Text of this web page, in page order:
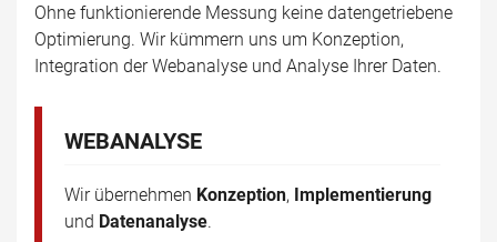
Ohne funktionierende Messung keine datengetriebene
Optimierung. Wir kümmern uns um Konzeption,
Integration der Webanalyse und Analyse Ihrer Daten.
WEBANALYSE
Wir übernehmen Konzeption, Implementierung
und Datenanalyse.